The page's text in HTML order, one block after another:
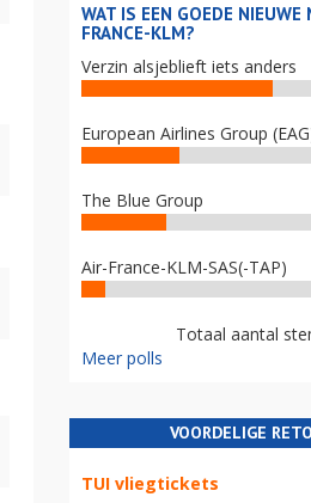
WAT IS EEN GOEDE NIEUWE
FRANCE-KLM?
Verzin alsjeblieft iets anders
European Airlines Group
The Blue Group
Air-France-KLM-SAS(-TAP)
Totaal aantal
Meer polls
VOORDELIGE
TUI vliegtickets